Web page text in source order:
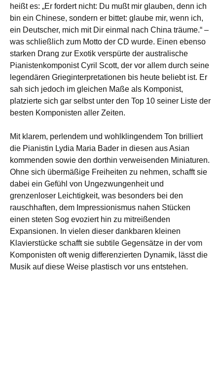
heißt es: „Er fordert nicht: Du mußt mir glauben, denn ich
bin ein Chinese, sondern er bittet: glaube mir, wenn ich,
ein Deutscher, mich mit Dir einmal nach China träume.“ –
was schließlich zum Motto der CD wurde. Einen ebenso
starken Drang zur Exotik verspürte der australische
Pianistenkomponist Cyril Scott, der vor allem durch seine
legendären Grieginterpretationen bis heute beliebt ist. Er
sah sich jedoch im gleichen Maße als Komponist,
platzierte sich gar selbst unter den Top 10 seiner Liste der
besten Komponisten aller Zeiten.
Mit klarem, perlendem und wohlklingendem Ton brilliert
die Pianistin Lydia Maria Bader in diesen aus Asian
kommenden sowie den dorthin verweisenden Miniaturen.
Ohne sich übermäßige Freiheiten zu nehmen, schafft sie
dabei ein Gefühl von Ungezwungenheit und
grenzenloser Leichtigkeit, was besonders bei den
rauschhaften, dem Impressionismus nahen Stücken
einen steten Sog evoziert hin zu mitreißenden
Expansionen. In vielen dieser dankbaren kleinen
Klavierstücke schafft sie subtile Gegensätze in der vom
Komponisten oft wenig differenzierten Dynamik, lässt die
Musik auf diese Weise plastisch vor uns entstehen.